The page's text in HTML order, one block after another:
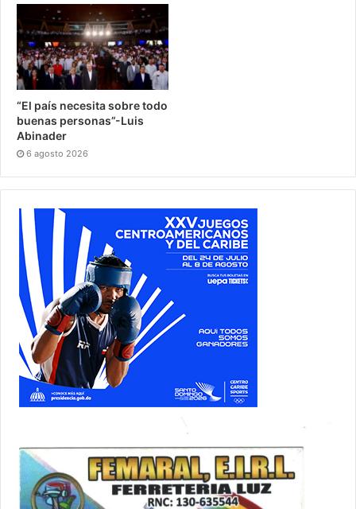
“El país necesita sobre todo
buenas personas”-Luis
Abinader
6 agosto 2026